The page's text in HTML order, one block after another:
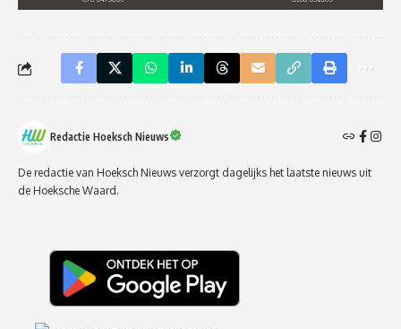
Redactie Hoeksch Nieuws
De redactie van Hoeksch Nieuws verzorgt dagelijks het laatste nieuws uit
de Hoeksche Waard.